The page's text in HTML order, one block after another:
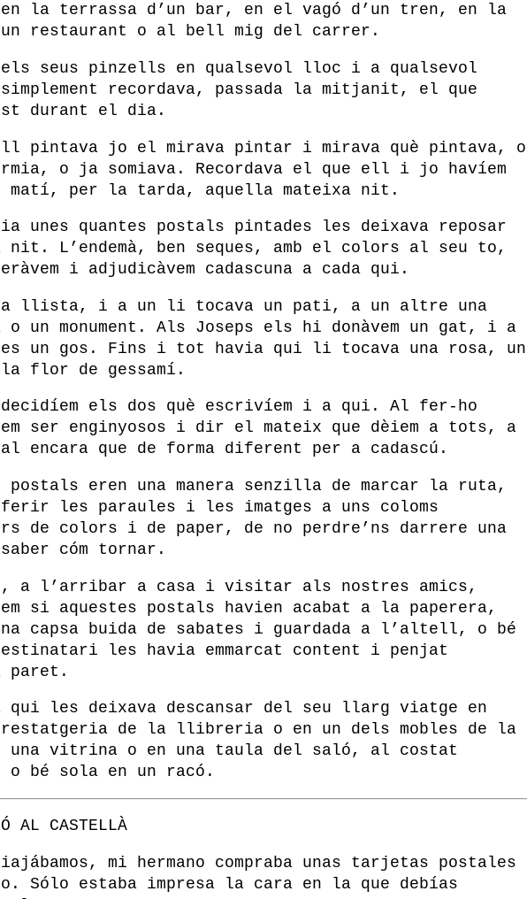
la terrassa d’un bar, en el vagó d’un tren, en la
restaurant o al bell mig del carrer.
els seus pinzells en qualsevol lloc i a qualsevol
recordava, passada la mitjanit, el que
durant el dia.
pintava jo el mirava pintar i mirava què pintava, o
o ja somiava. Recordava el que ell i jo havíem
per la tarda, aquella mateixa nit.
unes quantes postals pintades les deixava reposar
nit. L’endemà, ben seques, amb el colors al seu to,
i adjudicàvem cadascuna a cada qui.
llista, i a un li tocava un pati, a un altre una
o un monument. Als Joseps els hi donàvem un gat, i a
un gos. Fins i tot havia qui li tocava una rosa, un
flor de gessamí.
decidíem els dos què escrivíem i a qui. Al fer-ho
ser enginyosos i dir el mateix que dèiem a tots, a
encara que de forma diferent per a cadascú.
postals eren una manera senzilla de marcar la ruta,
les paraules i les imatges a uns coloms
de colors i de paper, de no perdre’ns darrere una
cóm tornar.
a l’arribar a casa i visitar als nostres amics,
si aquestes postals havien acabat a la paperera,
capsa buida de sabates i guardada a l’altell, o bé
les havia emmarcat content i penjat
paret.
qui les deixava descansar del seu llarg viatge en
de la llibreria o en un dels mobles de la
una vitrina o en una taula del saló, al costat
o bé sola en un racó.
AL CASTELLÀ
mi hermano compraba unas tarjetas postales
Sólo estaba impresa la cara en la que debías